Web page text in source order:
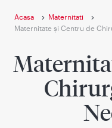
Acasa
Maternitati
Maternitate și Centru de